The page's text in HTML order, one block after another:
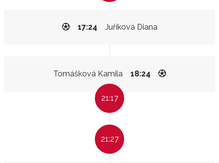
Juříková Diana
17:24
Tomášková Kamila 18:24
21:17
21:27